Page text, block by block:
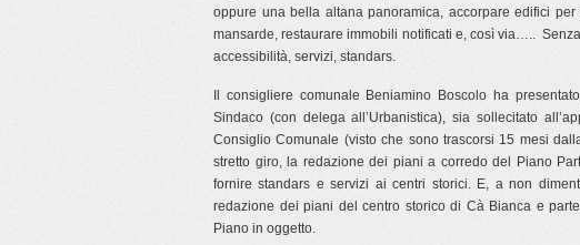
oppure una bella altana panoramica, accorpare edifici per
mansarde, restaurare immobili notificati e, così via…..
accessibilità, servizi, standars.
Il consigliere comunale Beniamino Boscolo ha
Sindaco (con delega all’Urbanistica), sia sollecitato
Consiglio Comunale (visto che sono trascorsi 15 mesi
stretto giro, la redazione dei piani a corredo del Piano
fornire standars e servizi ai centri storici. E, a non
redazione dei piani del centro storico di Cà Bianca e
Piano in oggetto.